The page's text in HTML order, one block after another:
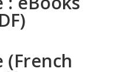
(French